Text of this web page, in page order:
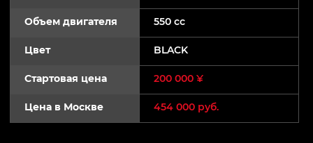
Объем двигателя 550 cc
Цвет BLACK
Стартовая цена 200 000 ¥
Цена в Москве 454 000 руб.